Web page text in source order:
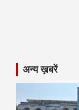
अन्य ख़बरें